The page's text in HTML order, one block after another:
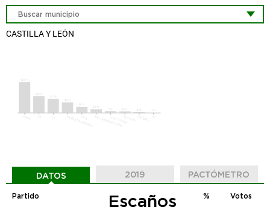
CASTILLA Y LEÓN
DATOS 2019 PACTÓMETRO
Partido Escaños % Votos